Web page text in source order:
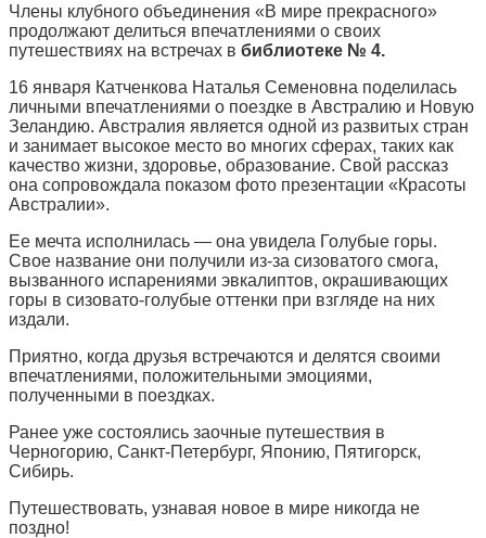
Члены клубного объединения «В мире прекрасного»
продолжают делиться впечатлениями о своих
путешествиях на встречах в библиотеке № 4.
16 января Катченкова Наталья Семеновна поделилась
личными впечатлениями о поездке в Австралию и Новую
Зеландию. Австралия является одной из развитых стран
и занимает высокое место во многих сферах, таких как
качество жизни, здоровье, образование. Свой рассказ
она сопровождала показом фото презентации «Красоты
Австралии».
Ее мечта исполнилась — она увидела Голубые горы.
Свое название они получили из-за сизоватого смога,
вызванного испарениями эвкалиптов, окрашивающих
горы в сизовато-голубые оттенки при взгляде на них
издали.
Приятно, когда друзья встречаются и делятся своими
впечатлениями, положительными эмоциями,
полученными в поездках.
Ранее уже состоялись заочные путешествия в
Черногорию, Санкт-Петербург, Японию, Пятигорск,
Сибирь.
Путешествовать, узнавая новое в мире никогда не
поздно!